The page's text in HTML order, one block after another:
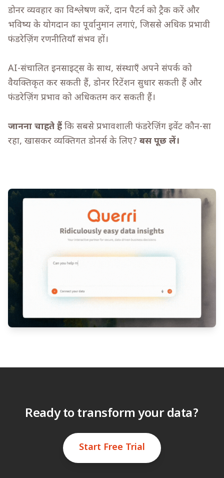
डोनर व्यवहार का विश्लेषण करें, दान पैटर्न को ट्रैक करें और
भविष्य के योगदान का पूर्वानुमान लगाएं, जिससे अधिक प्रभावी
फंडरेज़िंग रणनीतियाँ संभव हों।
AI-संचालित इनसाइट्स के साथ, संस्थाएँ अपने संपर्क को
वैयक्तिकृत कर सकती हैं, डोनर रिटेंशन सुधार सकती हैं और
फंडरेज़िंग प्रभाव को अधिकतम कर सकती हैं।
जानना चाहते हैं कि सबसे प्रभावशाली फंडरेज़िंग इवेंट कौन-सा
रहा, खासकर व्यक्तिगत डोनर्स के लिए? बस पूछ लें।
Ready to transform your data?
Start Free Trial